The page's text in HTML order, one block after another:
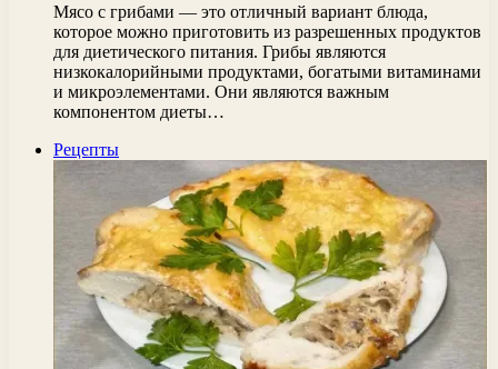
Мясо с грибами — это отличный вариант блюда,
которое можно приготовить из разрешенных продуктов
для диетического питания. Грибы являются
низкокалорийными продуктами, богатыми витаминами
и микроэлементами. Они являются важным
компонентом диеты…
Рецепты